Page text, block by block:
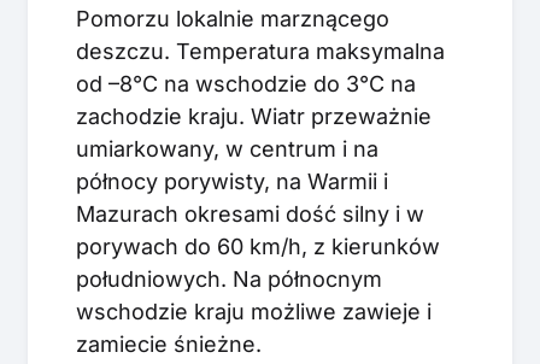
Pomorzu lokalnie marznącego
deszczu. Temperatura maksymalna
od –8°C na wschodzie do 3°C na
zachodzie kraju. Wiatr przeważnie
umiarkowany, w centrum i na
północy porywisty, na Warmii i
Mazurach okresami dość silny i w
porywach do 60 km/h, z kierunków
południowych. Na północnym
wschodzie kraju możliwe zawieje i
zamiecie śnieżne.